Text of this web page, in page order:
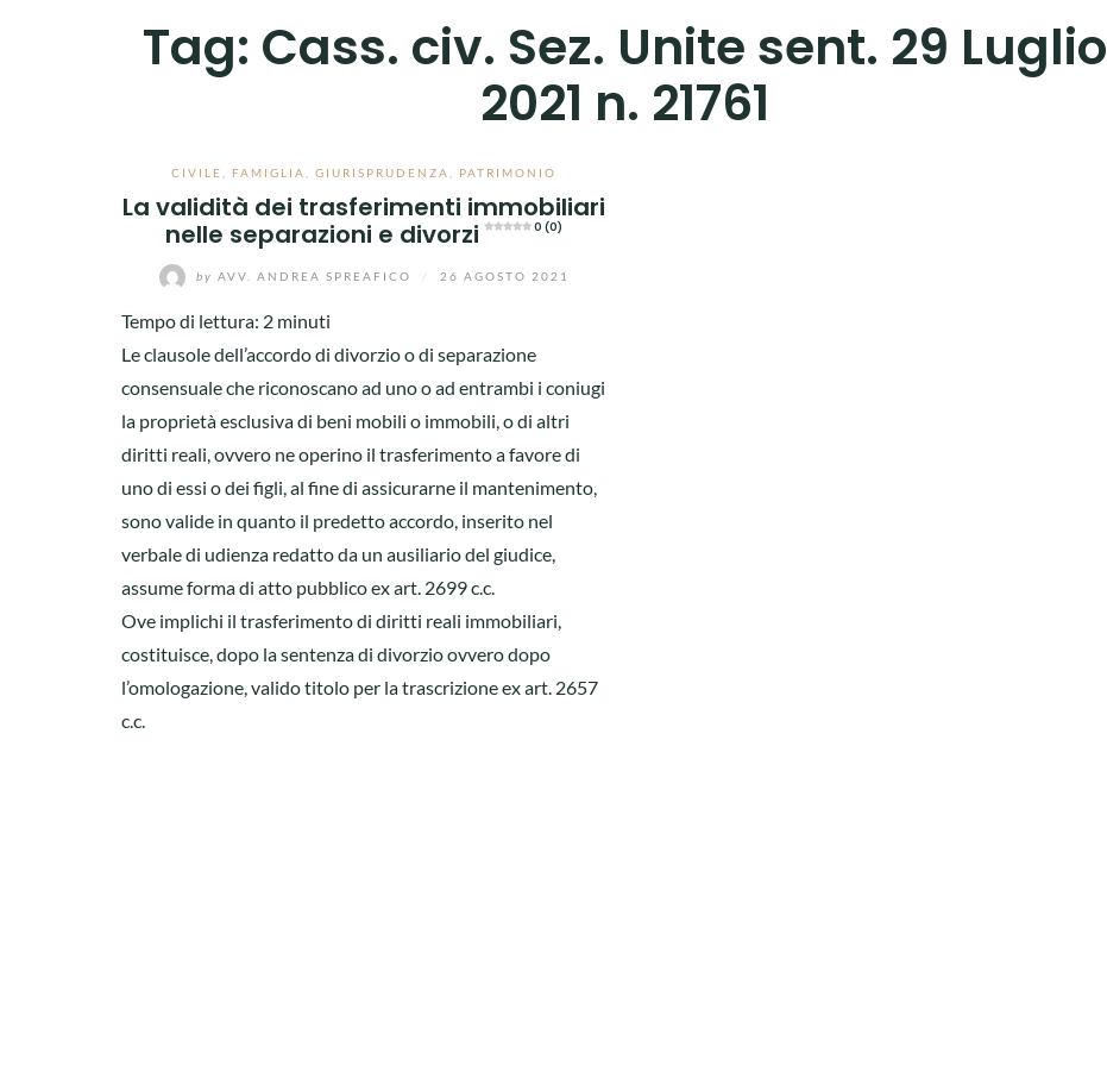
Tag: Cass. civ. Sez. Unite sent. 29 Luglio
2021 n. 21761
CIVILE FAMIGLIA ,GIURISPRUDENZA PATRIMONIO
La validità dei trasferimenti immobiliari
nelle separazioni e divorzi
0 (0)
by AVV. ANDREA SPREAFICO 26 AGOSTO 2021
Tempo di lettura: 2 minuti
Le clausole dell’accordo di divorzio o di separazione
consensuale che riconoscano ad uno o ad entrambi i coniugi
la proprietà esclusiva di beni mobili o immobili, o di altri
diritti reali, ovvero ne operino il trasferimento a favore di
uno di essi o dei figli, al fine di assicurarne il mantenimento,
sono valide in quanto il predetto accordo, inserito nel
verbale di udienza redatto da un ausiliario del giudice,
assume forma di atto pubblico ex art. 2699 c.c.
Ove implichi il trasferimento di diritti reali immobiliari,
costituisce, dopo la sentenza di divorzio ovvero dopo
l’omologazione, valido titolo per la trascrizione ex art. 2657
c.c.